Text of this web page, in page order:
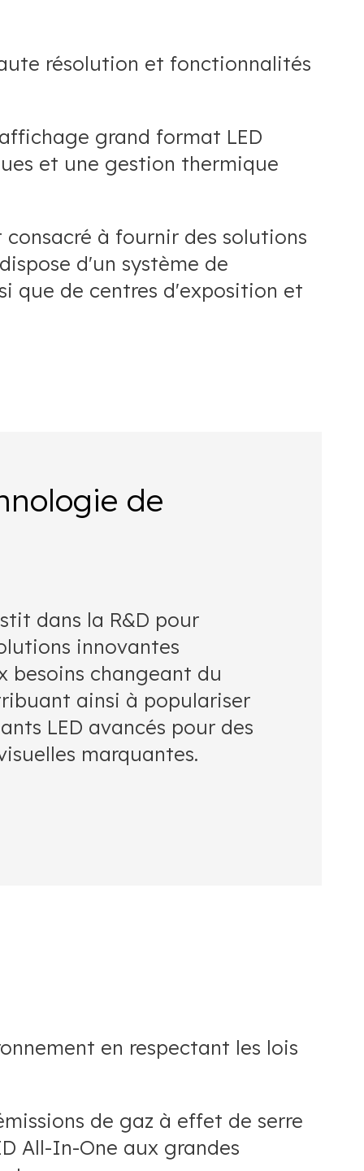
résolution et fonctionnalités
grand format LED
et une gestion thermique
consacré à fournir des solutions
d'un système de
que de centres d'exposition et
de
dans la R&D pour
innovantes
besoins changeant du
ainsi à populariser
LED avancés pour des
marquantes.
en respectant les lois
de gaz à effet de serre
All-In-One aux grandes